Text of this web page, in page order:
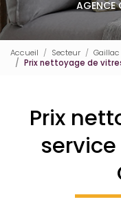
AGENCE
Accueil Secteur
Gaillac
Prix nettoyage de
Prix